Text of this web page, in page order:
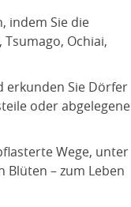
indem Sie die
Ochiai,
erkunden Sie Dörfer
oder abgelegene
Wege, unter
– zum Leben